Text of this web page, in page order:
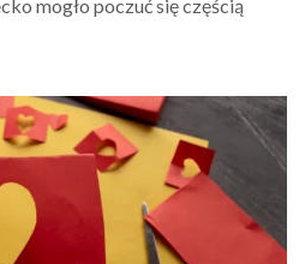
mogło poczuć się częścią